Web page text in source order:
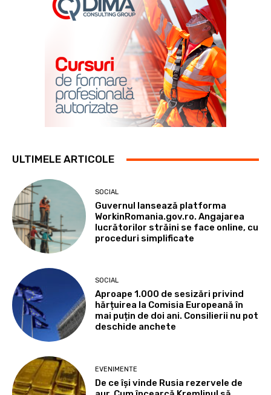
ULTIMELE ARTICOLE
SOCIAL
Guvernul lansează platforma
WorkinRomania.gov.ro. Angajarea
lucrătorilor străini se face online, cu
proceduri simplificate
SOCIAL
Aproape 1.000 de sesizări privind
hărțuirea la Comisia Europeană în
mai puțin de doi ani. Consilierii nu pot
deschide anchete
EVENIMENTE
De ce își vinde Rusia rezervele de